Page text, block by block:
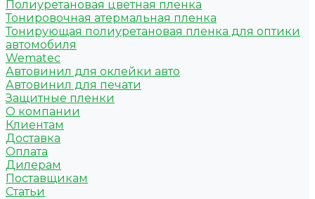
Полиуретановая цветная пленка
Тонировочная атермальная пленка
Тонирующая полиуретановая пленка для оптики
автомобиля
Wematec
Автовинил для оклейки авто
Автовинил для печати
Защитные пленки
О компании
Клиентам
Доставка
Оплата
Дилерам
Поставщикам
Статьи